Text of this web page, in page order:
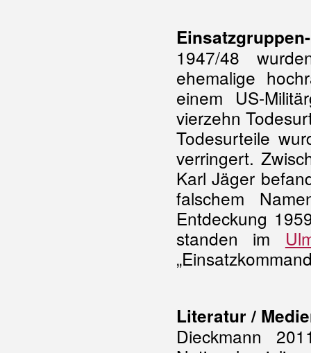
1947/48
ehemalige
einem US-
vierzehn
Todesurteile
verringert.
Karl Jäger
falschem
Entdeckung
standen im
Literatur /
Dieckmann